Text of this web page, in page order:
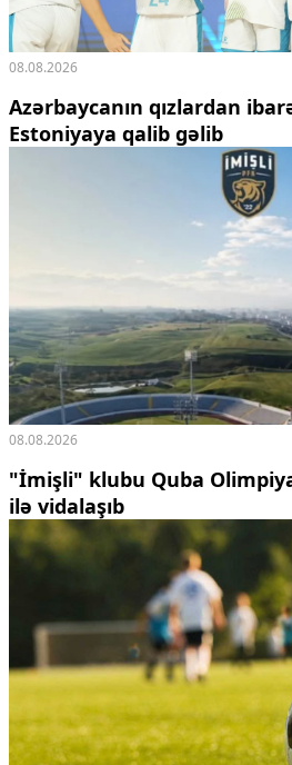
08.08.2026
Azərbaycanın qızlardan
Estoniyaya qalib gəlib
08.08.2026
"İmişli" klubu Quba
ilə vidalaşıb